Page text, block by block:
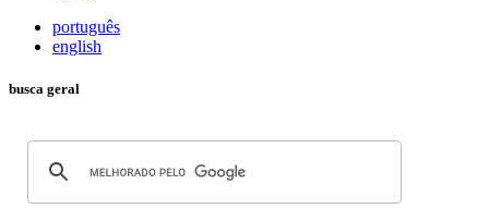
português
english
busca geral